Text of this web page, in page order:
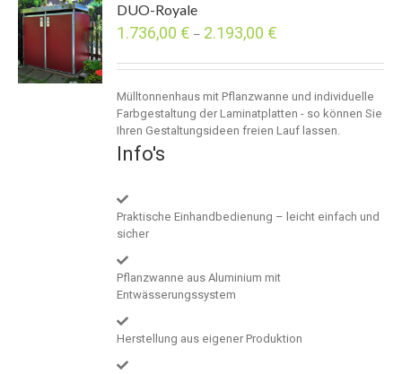
DUO-Royale
1.736,00 € – 2.193,00 €
Mülltonnenhaus mit Pflanzwanne und individuelle
Farbgestaltung der Laminatplatten - so können Sie
Ihren Gestaltungsideen freien Lauf lassen.
Info's
Praktische Einhandbedienung – leicht einfach und
sicher
Pflanzwanne aus Aluminium mit
Entwässerungssystem
Herstellung aus eigener Produktion